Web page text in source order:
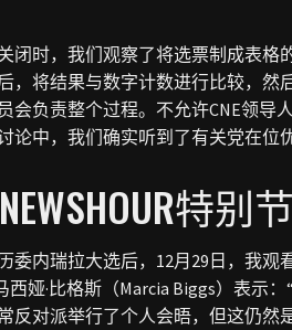
闭时，我们观察了将选票制成表
，将结果与数字计数进行比较，然
会负责整个过程。不允许CNE领导
论中，我们确实听到了有关党在位
特别
委内瑞拉大选后，12月29日，我观
西娅·比格斯（Marcia Biggs）表示
反对派举行了个人会晤，但这仍然